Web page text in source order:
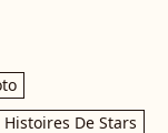
Histoires De Stars